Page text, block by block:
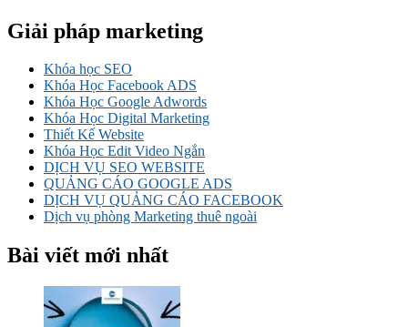
Giải pháp marketing
Khóa học SEO
Khóa Học Facebook ADS
Khóa Học Google Adwords
Khóa Học Digital Marketing
Thiết Kế Website
Khóa Học Edit Video Ngắn
DỊCH VỤ SEO WEBSITE
QUẢNG CÁO GOOGLE ADS
DỊCH VỤ QUẢNG CÁO FACEBOOK
Dịch vụ phòng Marketing thuê ngoài
Bài viết mới nhất